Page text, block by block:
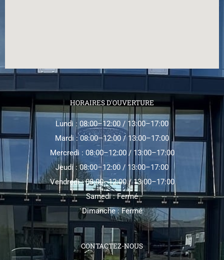
HORAIRES D'OUVERTURE
Lundi : 08:00–12:00 / 13:00–17:00
Mardi : 08:00–12:00 / 13:00–17:00
Mercredi : 08:00–12:00 / 13:00–17:00
Jeudi : 08:00–12:00 / 13:00–17:00
Vendredi : 08:00–12:00 / 13:00–17:00
Samedi : Fermé
Dimanche : Fermé
CONTACTEZ-NOUS